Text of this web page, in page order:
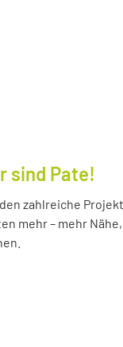
sind Pate!
zahlreiche
mehr – mehr